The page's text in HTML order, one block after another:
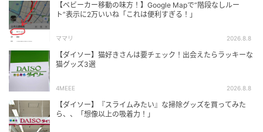
【ベビーカー移動の味方！】Google Mapで“階段なしルー
ト”表示に2万いいね「これは便利すぎる！」
ママリ 2026.8.8
【ダイソー】猫好きさんは要チェック！出会えたらラッキーな
猫グッズ3選
4MEEE 2026.8.8
【ダイソー】『スライムみたい』な掃除グッズを買ってみた
ら、、「想像以上の吸着力！」